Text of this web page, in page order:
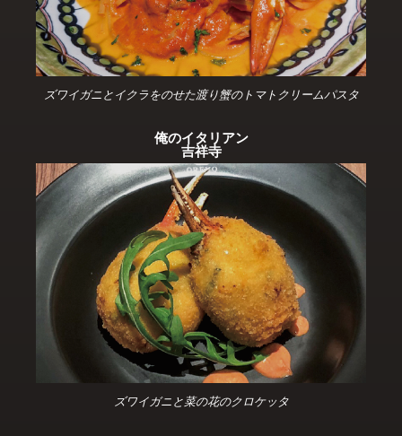
ズワイガニとイクラをのせた渡り蟹のトマトクリームパスタ
俺のイタリアン
吉祥寺
ズワイガニと菜の花のクロケッタ